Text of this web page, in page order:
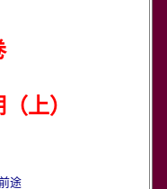
上）
途